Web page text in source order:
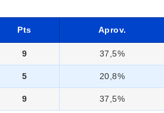
Pts Aprov.
9 37,5%
5 20,8%
9 37,5%